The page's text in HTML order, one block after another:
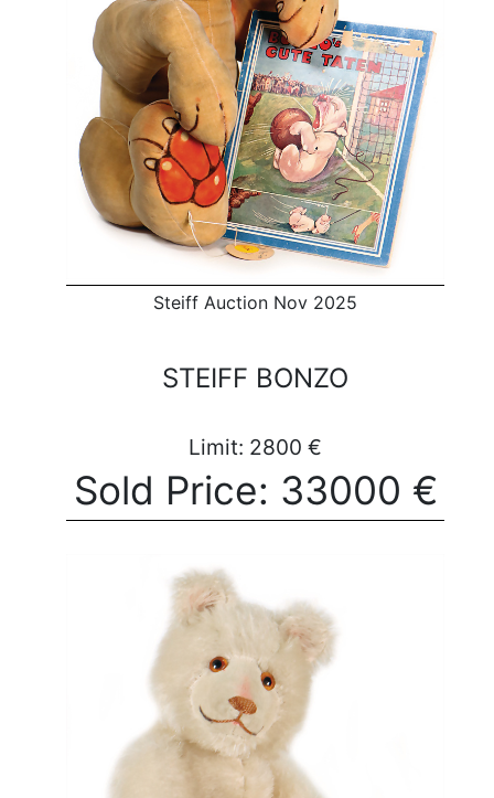
Steiff Auction Nov 2025
STEIFF BONZO
Limit: 2800 €
Sold Price: 33000 €